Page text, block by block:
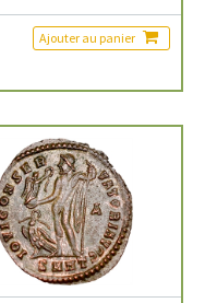
Ajouter au panier